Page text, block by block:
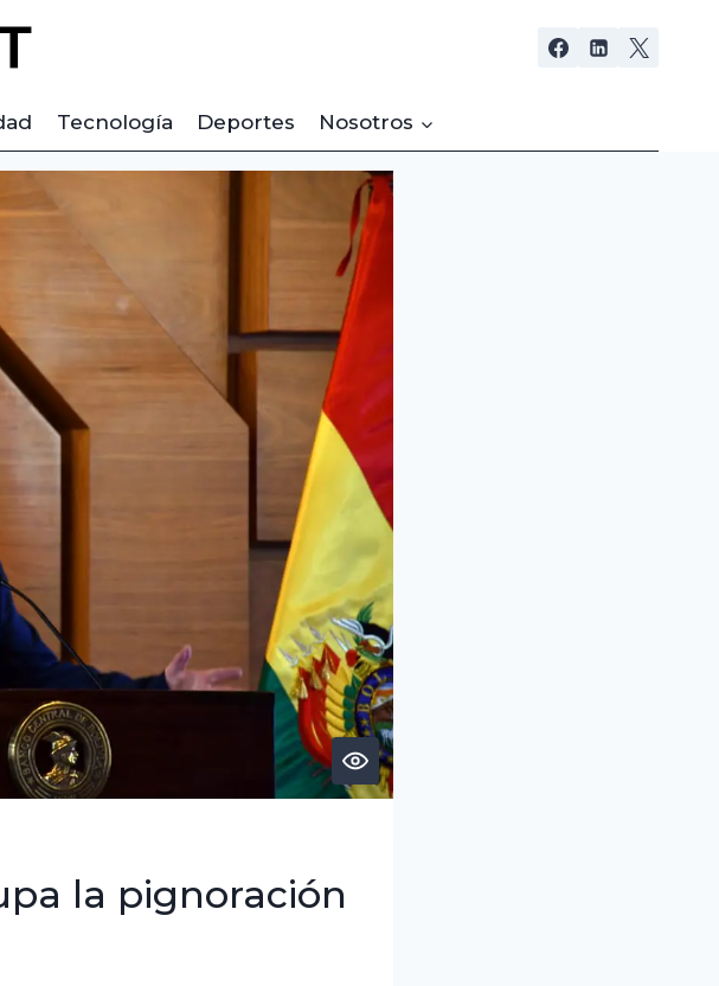
Tecnología Deportes Nosotros
la pignoración